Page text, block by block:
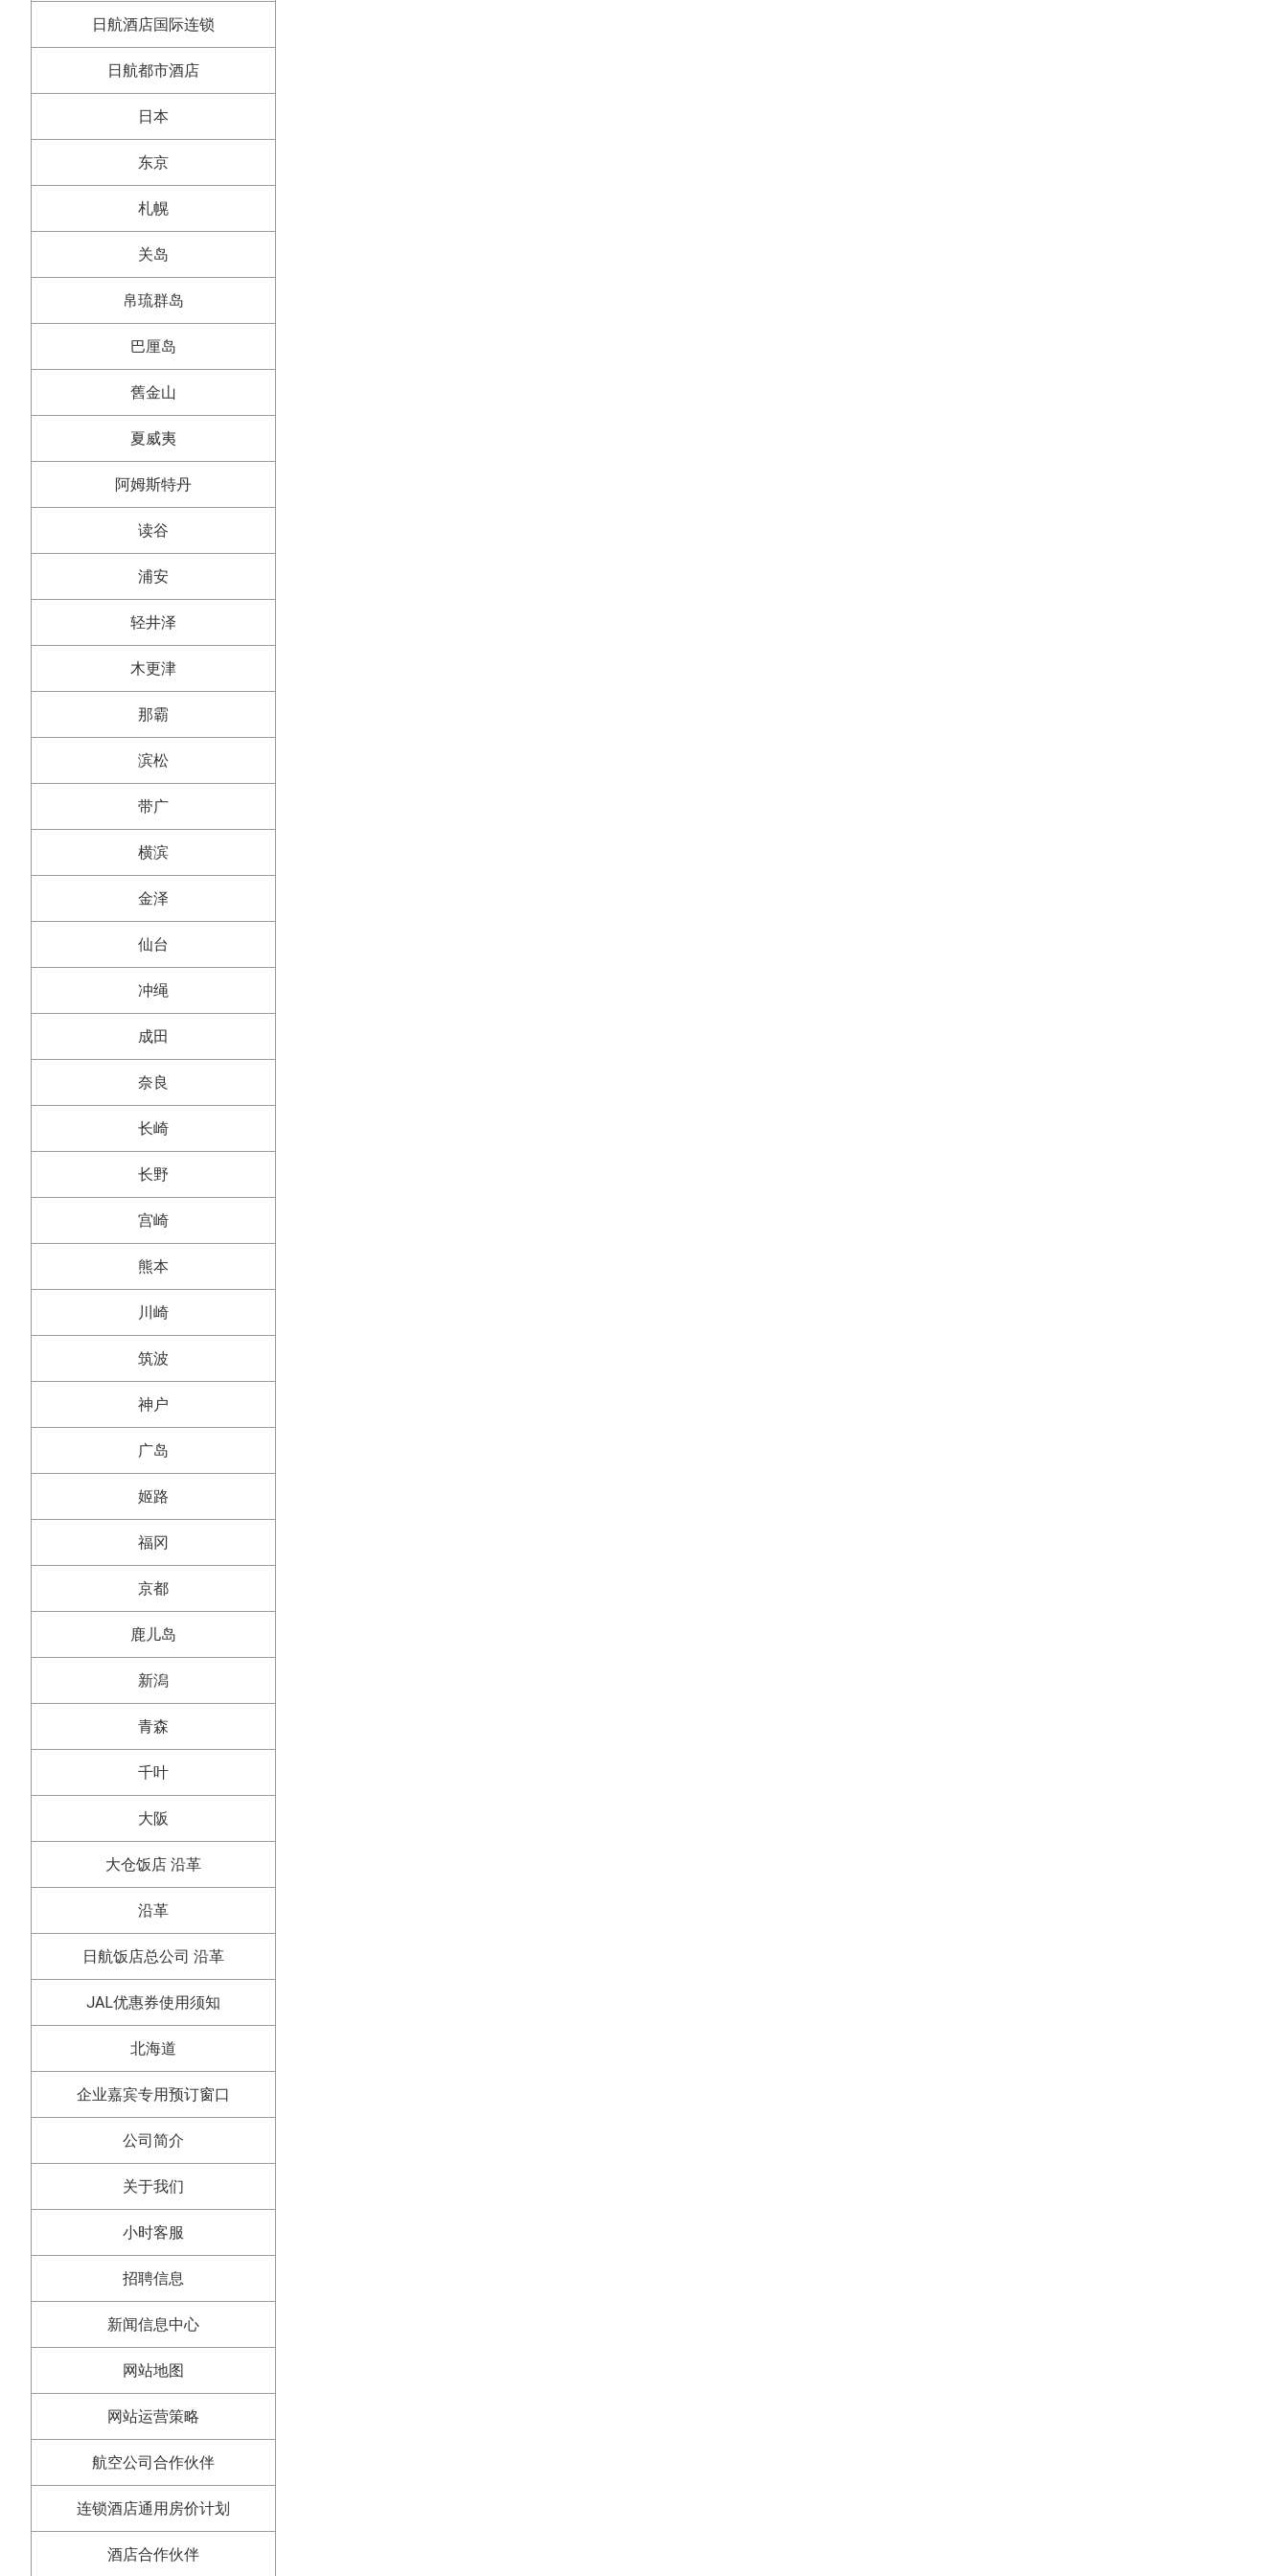
日航酒店国际连锁
日航都市酒店
日本
东京
札幌
关岛
帛琉群岛
巴厘岛
舊金山
夏威夷
阿姆斯特丹
读谷
浦安
轻井泽
木更津
那霸
滨松
带广
横滨
金泽
仙台
冲绳
成田
奈良
长崎
长野
宫崎
熊本
川崎
筑波
神户
广岛
姬路
福冈
京都
鹿儿岛
新潟
青森
千叶
大阪
大仓饭店 沿革
沿革
日航饭店总公司 沿革
JAL优惠券使用须知
北海道
企业嘉宾专用预订窗口
公司简介
关于我们
小时客服
招聘信息
新闻信息中心
网站地图
网站运营策略
航空公司合作伙伴
连锁酒店通用房价计划
酒店合作伙伴